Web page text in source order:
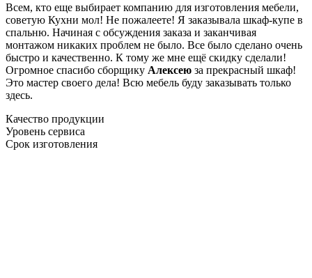
Всем, кто еще выбирает компанию для изготовления мебели,
советую Кухни мол! Не пожалеете! Я заказывала шкаф-купе в
спальню. Начиная с обсуждения заказа и заканчивая
монтажом никаких проблем не было. Все было сделано очень
быстро и качественно. К тому же мне ещё скидку сделали!
Огромное спасибо сборщику Алексею за прекрасный шкаф!
Это мастер своего дела! Всю мебель буду заказывать только
здесь.
Качество продукции
Уровень сервиса
Срок изготовления